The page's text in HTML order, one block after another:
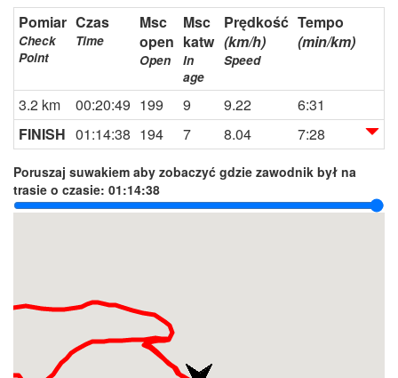
Pomiar
Check
Point
Czas
Time
Msc
open
Open
Msc
katw
In
age
Prędkość
(km/h)
Speed
Tempo
(min/km)
3.2 km 00:20:49 199 9 9.22
6:31
FINISH 01:14:38 194 7 8.04 7:28
Poruszaj suwakiem aby zobaczyć gdzie zawodnik był na
trasie o czasie: 01:14:38